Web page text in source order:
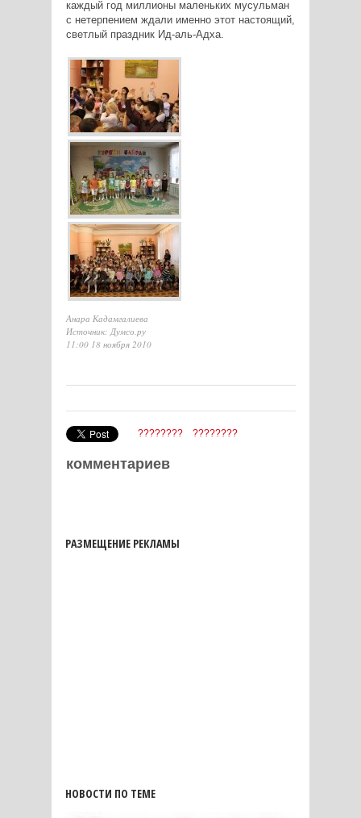
каждый год миллионы маленьких мусульман
с нетерпением ждали именно этот настоящий,
светлый праздник Ид-аль-Адха.
Анара Кадамгалиева
Источник: Думсо.ру
11:00 18 ноября 2010
???????? ????????
комментариев
РАЗМЕЩЕНИЕ РЕКЛАМЫ
НОВОСТИ ПО ТЕМЕ